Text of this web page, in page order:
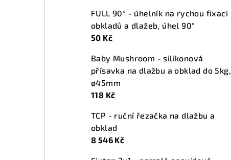
FULL 90° - úhelník na rychou fixaci
obkladů a dlažeb, úhel 90°
50 Kč
Baby Mushroom - silikonová
přísavka na dlažbu a obklad do 5kg,
ø45mm
118 Kč
TCP - ruční řezačka na dlažbu a
obklad
8 546 Kč